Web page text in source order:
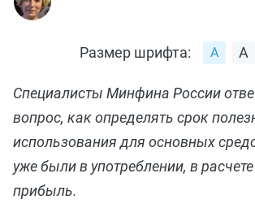
Размер шрифта:
Специалисты Минфина России
вопрос, как определять срок
использования для основных
уже были в употреблении, в
прибыль.